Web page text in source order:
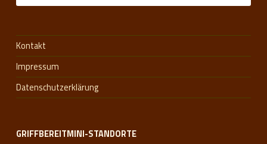
Kontakt
Impressum
Datenschutzerklärung
GRIFFBEREITMINI-STANDORTE